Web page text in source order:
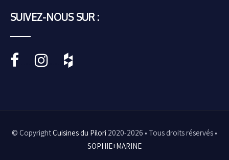
SUIVEZ-NOUS SUR :
© CopyrightCuisines du Pilori 2020-2026 • Tous droits réservés •
SOPHIE+MARINE